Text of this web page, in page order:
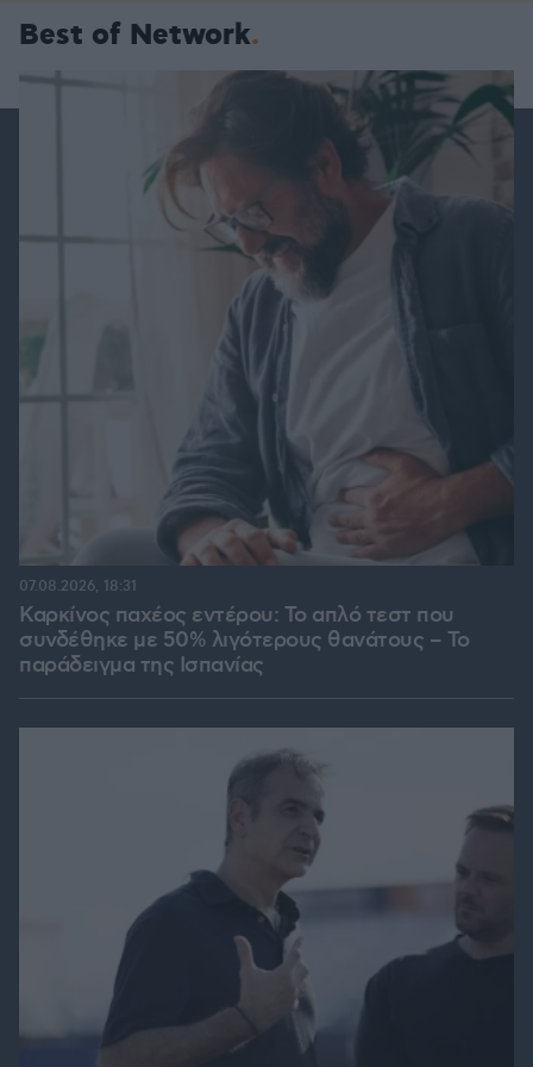
Best of Network
Καρκίνος παχέος εντέρου: Το απλό τεστ που
συνδέθηκε με 50% λιγότερους θανάτους – Το
παράδειγμα της Ισπανίας
07.08.2026, 18:31